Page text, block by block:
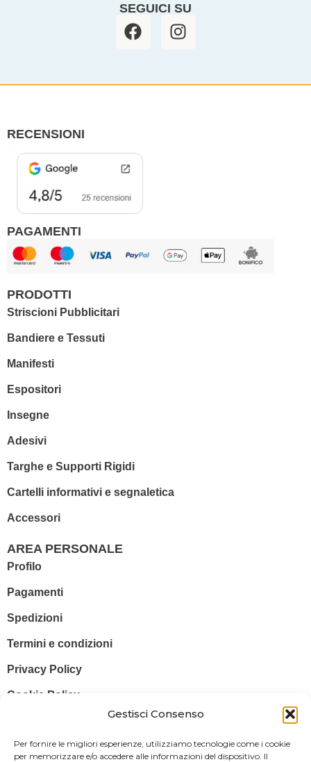
Gestisci Consenso
Per fornire le migliori esperienze, utilizziamo tecnologie come i cookie
per memorizzare e/o accedere alle informazioni del dispositivo. Il
SEGUICI SU
F
a
b
I
n
a
RECENSIONI
PAGAMENTI
PRODOTTI
Striscioni Pubblicitari
Bandiere e Tessuti
Manifesti
Espositori
Insegne
Adesivi
Targhe e Supporti Rigidi
Cartelli informativi e segnaletica
Accessori
AREA PERSONALE
Profilo
Pagamenti
Spedizioni
Termini e condizioni
Privacy Policy
Cookie Policy
Legale: Via Silvio Pellico, 43 97015 MODICA (RG) – P. IVA: IT